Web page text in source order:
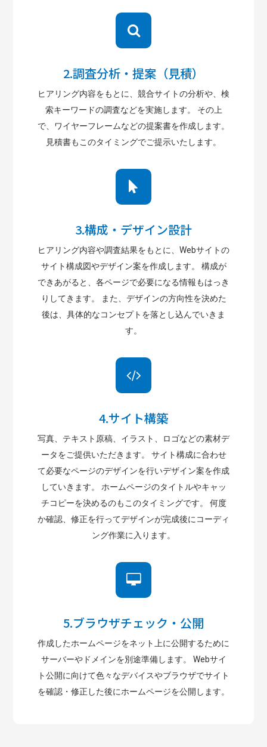
2.調査分析・提案（見積）
ヒアリング内容をもとに、競合サイトの分析や、検
索キーワードの調査などを実施します。 その上
で、ワイヤーフレームなどの提案書を作成します。
見積書もこのタイミングでご提示いたします。
3.構成・デザイン設計
ヒアリング内容や調査結果をもとに、Webサイトの
サイト構成図やデザイン案を作成します。 構成が
できあがると、各ページで必要になる情報もはっき
りしてきます。 また、デザインの方向性を決めた
後は、具体的なコンセプトを落とし込んでいきま
す。
4.サイト構築
写真、テキスト原稿、イラスト、ロゴなどの素材デ
ータをご提供いただきます。 サイト構成に合わせ
て必要なページのデザインを行いデザイン案を作成
していきます。 ホームページのタイトルやキャッ
チコピーを決めるのもこのタイミングです。 何度
か確認、修正を行ってデザインが完成後にコーディ
ング作業に入ります。
5.ブラウザチェック・公開
作成したホームページをネット上に公開するために
サーバーやドメインを別途準備します。 Webサイ
ト公開に向けて色々なデバイスやブラウザでサイト
を確認・修正した後にホームページを公開します。